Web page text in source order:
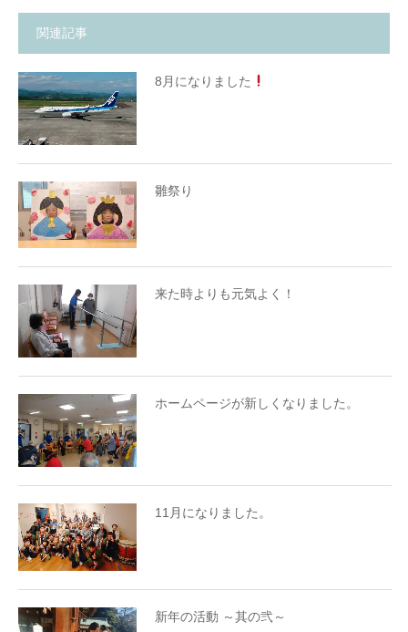
関連記事
8月になりました
雛祭り
来た時よりも元気よく！
ホームページが新しくなりました。
11月になりました。
新年の活動 ～其の弐～